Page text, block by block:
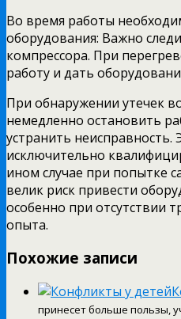
Во время работы
оборудования: Важно
компрессора. При
работу и дать
При обнаружении утечек
немедленно остановить
устранить
исключительно
ином случае при попытке
велик риск привести
особенно при отсутствии
опыта.
Похожие записи
принесет больше пользы,